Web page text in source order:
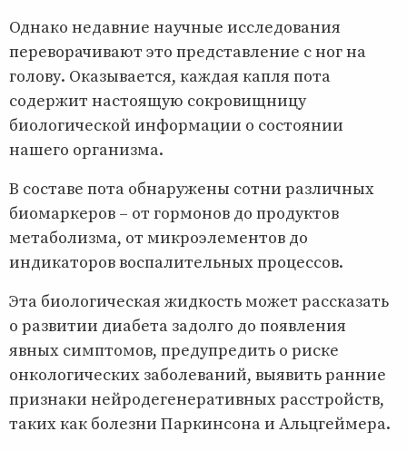
Однако недавние научные исследования
переворачивают это представление с ног на
голову. Оказывается, каждая капля пота
содержит настоящую сокровищницу
биологической информации о состоянии
нашего организма.
В составе пота обнаружены сотни различных
биомаркеров – от гормонов до продуктов
метаболизма, от микроэлементов до
индикаторов воспалительных процессов.
Эта биологическая жидкость может рассказать
о развитии диабета задолго до появления
явных симптомов, предупредить о риске
онкологических заболеваний, выявить ранние
признаки нейродегенеративных расстройств,
таких как болезни Паркинсона и Альцгеймера.